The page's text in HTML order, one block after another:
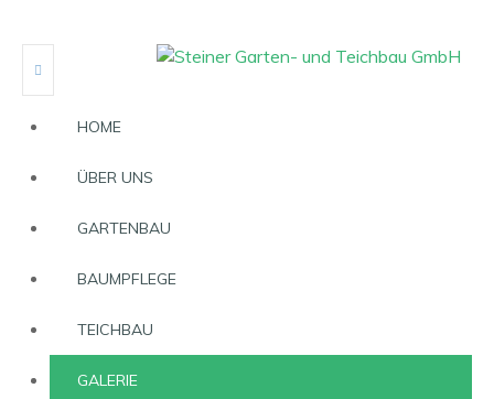
HOME
ÜBER UNS
GARTENBAU
BAUMPFLEGE
TEICHBAU
GALERIE